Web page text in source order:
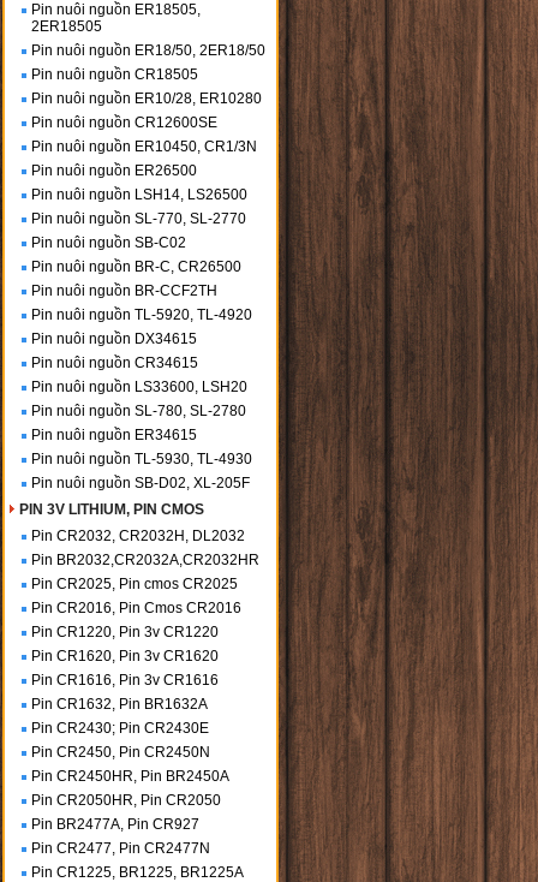
Pin nuôi nguồn ER18505,
2ER18505
Pin nuôi nguồn ER18/50, 2ER18/50
Pin nuôi nguồn CR18505
Pin nuôi nguồn ER10/28, ER10280
Pin nuôi nguồn CR12600SE
Pin nuôi nguồn ER10450, CR1/3N
Pin nuôi nguồn ER26500
Pin nuôi nguồn LSH14, LS26500
Pin nuôi nguồn SL-770, SL-2770
Pin nuôi nguồn SB-C02
Pin nuôi nguồn BR-C, CR26500
Pin nuôi nguồn BR-CCF2TH
Pin nuôi nguồn TL-5920, TL-4920
Pin nuôi nguồn DX34615
Pin nuôi nguồn CR34615
Pin nuôi nguồn LS33600, LSH20
Pin nuôi nguồn SL-780, SL-2780
Pin nuôi nguồn ER34615
Pin nuôi nguồn TL-5930, TL-4930
Pin nuôi nguồn SB-D02, XL-205F
PIN 3V LITHIUM, PIN CMOS
Pin CR2032, CR2032H, DL2032
Pin BR2032,CR2032A,CR2032HR
Pin CR2025, Pin cmos CR2025
Pin CR2016, Pin Cmos CR2016
Pin CR1220, Pin 3v CR1220
Pin CR1620, Pin 3v CR1620
Pin CR1616, Pin 3v CR1616
Pin CR1632, Pin BR1632A
Pin CR2430; Pin CR2430E
Pin CR2450, Pin CR2450N
Pin CR2450HR, Pin BR2450A
Pin CR2050HR, Pin CR2050
Pin BR2477A, Pin CR927
Pin CR2477, Pin CR2477N
Pin CR1225, BR1225, BR1225A